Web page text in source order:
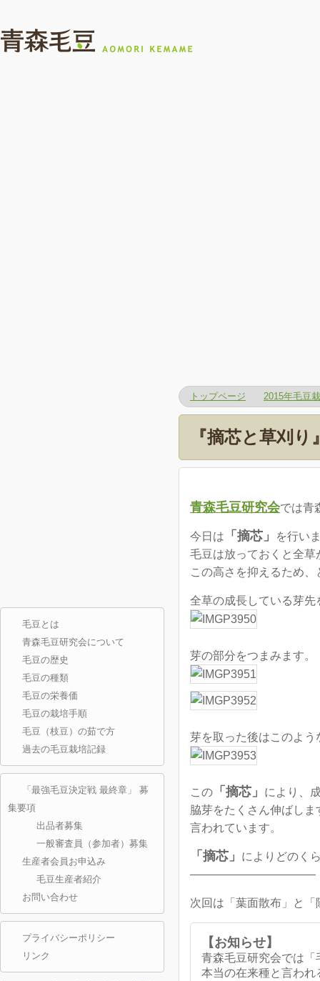
トップページ 2015年毛豆
『摘芯と草刈
青森毛豆研究会では青
今日は 「摘芯」
を行い
毛豆は放っておくと全
この高さを抑えるため
全草の成長している芽先
芽の部分をつまみます。
芽を取った後はこのよう
この 「摘芯」
により、
脇芽をたくさん伸ばし
言われています。
「摘芯」
によりどのく
——————————―
次回は「葉面散布」と
【お知らせ】
青森毛豆研究会では
本当の在来種と言わ
毛豆とは
青森毛豆研究会について
毛豆の歴史
毛豆の種類
毛豆の栄養価
毛豆の栽培手順
毛豆（枝豆）の茹で方
過去の毛豆栽培記録
「最強毛豆決定戦 最終章」 募
集要項
出品者募集
一般審査員（参加者）募集
生産者会員お申込み
毛豆生産者紹介
お問い合わせ
プライバシーポリシー
リンク